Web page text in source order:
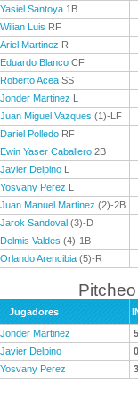
Yasiel Santoya 1B
Wilian Luis RF
Ariel Martinez R
Eduardo Blanco CF
Roberto Acea SS
Jonder Martinez L
Juan Miguel Vazques (1)-LF
Dariel Polledo RF
Ewin Yaser Caballero 2B
Javier Delpino L
Yosvany Perez L
Juan Manuel Martinez (2)-2B
Jarok Sandoval (3)-D
Delmis Valdes (4)-1B
Orlando Arencibia (5)-R
Jugadores
Jonder Martinez
Javier Delpino
Yosvany Perez